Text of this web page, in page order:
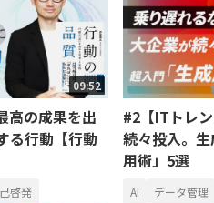
09:52
高の成果を出
る行動【行動
啓発
#2【ITトレ
続々投入。
用術」5選
AI データ管理